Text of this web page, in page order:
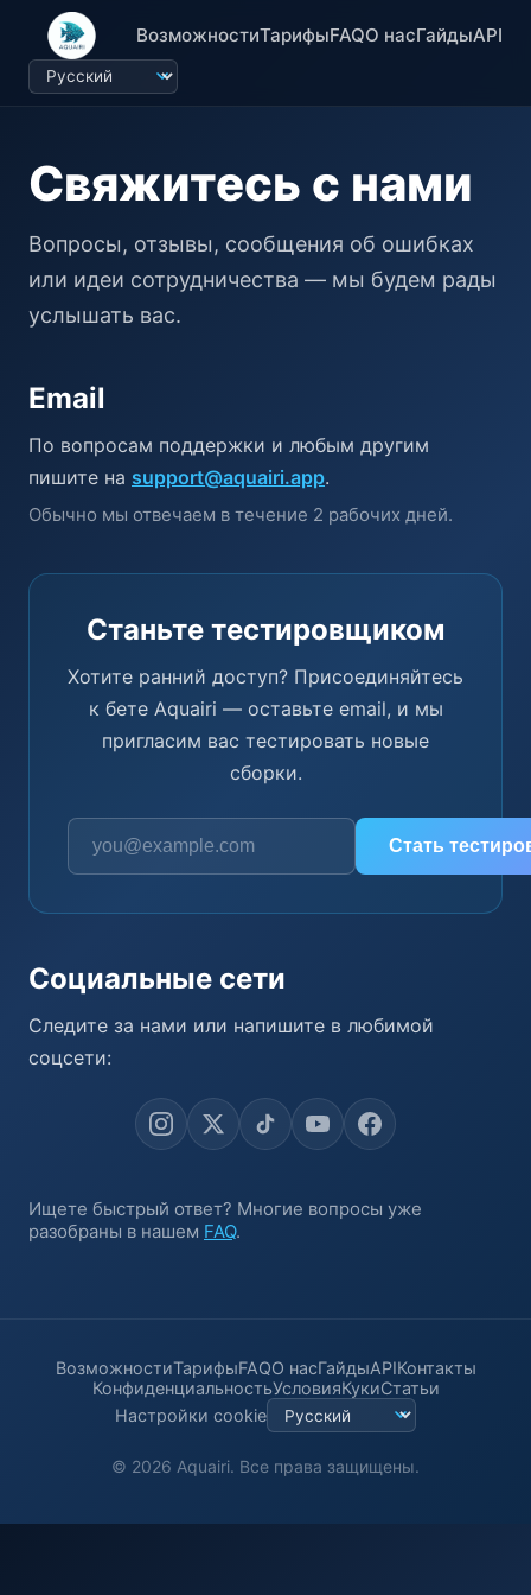
ВозможностиТарифыFAQО насГайдыAPI
Свяжитесь с нами
Вопросы, отзывы, сообщения об ошибках
или идеи сотрудничества — мы будем рады
услышать вас.
Email
По вопросам поддержки и любым другим
пишите на support@aquairi.app.
Обычно мы отвечаем в течение 2 рабочих дней.
Станьте тестировщиком
Хотите ранний доступ? Присоединяйтесь
к бете Aquairi — оставьте email, и мы
пригласим вас тестировать новые
сборки.
Адрес электронной почты
Стать
Социальные сети
Следите за нами или напишите в любимой
соцсети:
Ищете быстрый ответ? Многие вопросы уже
разобраны в нашем FAQ.
ВозможностиТарифыFAQО насГайдыAPIКонтакты
КонфиденциальностьУсловияКукиСтатьи
Настройки cookie
© 2026 Aquairi. Все права защищены.